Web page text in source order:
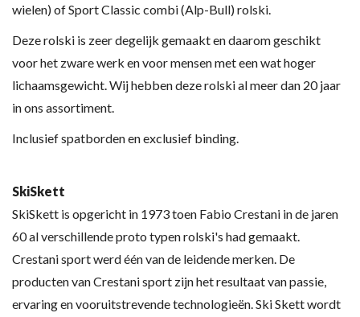
wielen) of Sport Classic combi (Alp-Bull) rolski.
Deze rolski is zeer degelijk gemaakt en daarom geschikt
voor het zware werk en voor mensen met een wat hoger
lichaamsgewicht. Wij hebben deze rolski al meer dan 20 jaar
in ons assortiment.
Inclusief spatborden en exclusief binding.
SkiSkett
SkiSkett is opgericht in 1973 toen Fabio Crestani in de jaren
60 al verschillende proto typen rolski's had gemaakt.
Crestani sport werd één van de leidende merken. De
producten van Crestani sport zijn het resultaat van passie,
ervaring en vooruitstrevende technologieën. Ski Skett wordt